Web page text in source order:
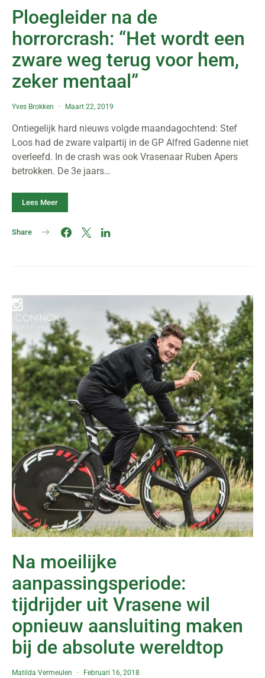
Ploegleider na de
horrorcrash: “Het wordt een
zware weg terug voor hem,
zeker mentaal”
Yves Brokken Maart 22, 2019
Ontiegelijk hard nieuws volgde maandagochtend: Stef
Loos had de zware valpartij in de GP Alfred Gadenne niet
overleefd. In de crash was ook Vrasenaar Ruben Apers
betrokken. De 3e jaars…
Lees Meer
Share
Na moeilijke
aanpassingsperiode:
tijdrijder uit Vrasene wil
opnieuw aansluiting maken
bij de absolute wereldtop
Matilda Vermeulen Februari 16, 2018